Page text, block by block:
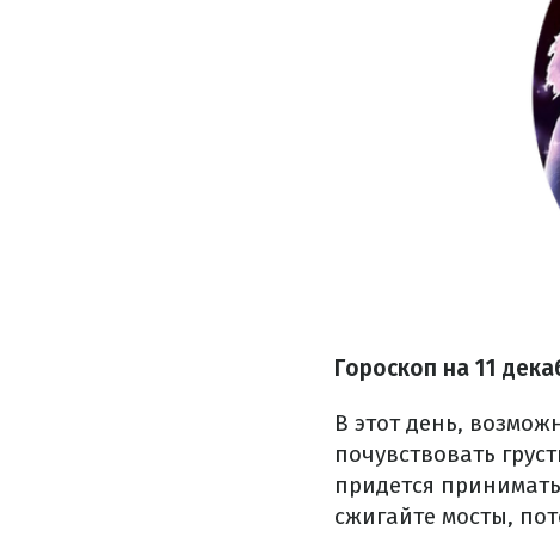
Гороскоп на 11
В этот день,
почувствовать
придется
сжигайте мосты,